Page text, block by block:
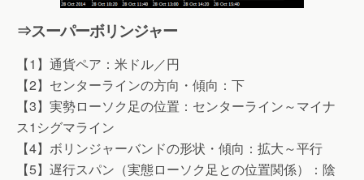
⇒スーパーボリンジャー
【1】通貨ペア：米ドル／円
【2】センターラインの方向・傾向：下
【3】実勢ローソク足の位置：センターライン～マイナ
ス1シグマライン
【4】ボリンジャーバンドの形状・傾向：拡大～平行
【5】遅行スパン（実態ローソク足との位置関係）：陰